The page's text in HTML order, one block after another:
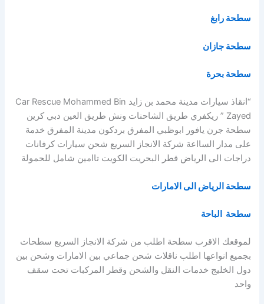
سطحة رابغ
سطحة جازان
سطحة بحرة
“انقاذ سيارات مدينة محمد بن زايد Car Rescue Mohammed Bin
Zayed ” ريكفري طريق الشاحنات ونش طريق العين دبي كرين
سطحة جرن يافور ابوظبي المفرق بردكون مدينة المفرق خدمة
على مدار السااعة شركة الانجاز السريع شحن سيارات كرفانات
دراجات الى الرياض قطر البحريت الكويت تاامين شامل للحمولة
سطحة الرياض الى الامارات
سطحة الباحة
لموقعك الاقرب سطحة اطلب من شركة الانجاز السريع سطحات
بجميع انواعها اطلب ناقلات شحن جماعي بين الامارات وشحن بين
دول الخليج خدمات النقل والشحن وقطر المركبات تحت سقف
واحد